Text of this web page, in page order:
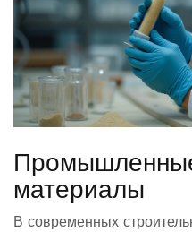
материалы
В современных